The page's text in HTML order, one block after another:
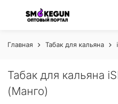
Главная Табак для кальяна
Табак для кальяна
(Манго)